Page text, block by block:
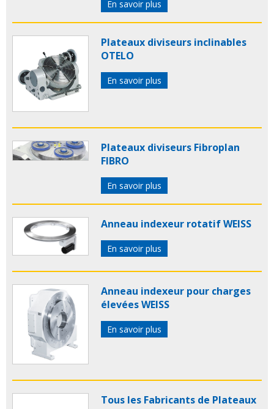
En savoir plus
Plateaux diviseurs inclinables
OTELO
En savoir plus
Plateaux diviseurs Fibroplan
FIBRO
En savoir plus
Anneau indexeur rotatif WEISS
En savoir plus
Anneau indexeur pour charges
élevées WEISS
En savoir plus
Tous les Fabricants de Plateaux